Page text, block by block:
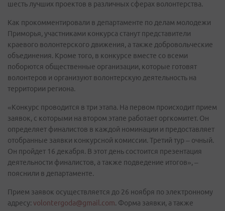
шесть лучших проектов в различных сферах волонтерства.
Как прокомментировали в департаменте по делам молодежи
Приморья, участниками конкурса станут представители
краевого волонтерского движения, а также добровольческие
объединения. Кроме того, в конкурсе вместе со всеми
поборются общественные организации, которые готовят
волонтеров и организуют волонтерскую деятельность на
территории региона.
«Конкурс проводится в три этапа. На первом происходит прием
заявок, с которыми на втором этапе работает оргкомитет. Он
определяет финалистов в каждой номинации и предоставляет
отобранные заявки конкурсной комиссии. Третий тур – очный.
Он пройдет 16 декабря. В этот день состоится презентация
деятельности финалистов, а также подведение итогов», –
пояснили в департаменте.
Прием заявок осуществляется до 26 ноября по электронному
адресу: volontergoda@gmail.com. Форма заявки, а также